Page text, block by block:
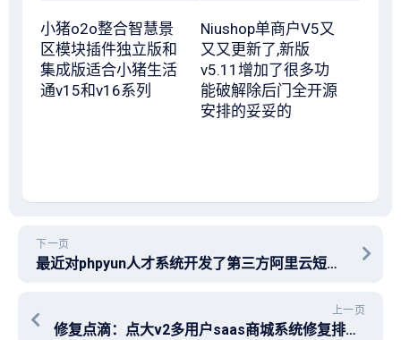
小猪o2o整合智慧景
区模块插件独立版和
集成版适合小猪生活
通v15和v16系列
Niushop单商户V5又
又又更新了,新版
v5.11增加了很多功
能破解除后门全开源
安排的妥妥的
下一页
最近对phpyun人才系统开发了第三方阿里云短信插件API总结了一些心得分享给各位同行大牛，少走弯路
上一页
修复点滴：点大v2多用户saas商城系统修复排队免单插件无法保存设置！修复汇付抖拱支付插件无法设置对接参数+对应后台Php控制器